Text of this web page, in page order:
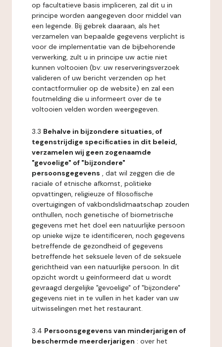
op facultatieve basis impliceren, zal dit u in
principe worden aangegeven door middel van
een legende. Bij gebrek daaraan, als het
verzamelen van bepaalde gegevens verplicht is
voor de implementatie van de bijbehorende
verwerking, zult u in principe uw actie niet
kunnen voltooien (bv: uw reserveringsverzoek
valideren of uw bericht verzenden op het
contactformulier op de website) en zal een
foutmelding die u informeert over de te
voltooien velden worden weergegeven.
3.3 Behalve in bijzondere situaties, of
tegenstrijdige specificaties in dit beleid,
verzamelen wij geen zogenaamde
"gevoelige" of "bijzondere"
persoonsgegevens , dat wil zeggen die de
raciale of etnische afkomst, politieke
opvattingen, religieuze of filosofische
overtuigingen of vakbondslidmaatschap zouden
onthullen, noch genetische of biometrische
gegevens met het doel een natuurlijke persoon
op unieke wijze te identificeren, noch gegevens
betreffende de gezondheid of gegevens
betreffende het seksuele leven of de seksuele
gerichtheid van een natuurlijke persoon. In dit
opzicht wordt u geïnformeerd dat u wordt
gevraagd dergelijke "gevoelige" of "bijzondere"
gegevens niet in te vullen in het kader van uw
uitwisselingen met het restaurant.
3.4 Persoonsgegevens van minderjarigen of
beschermde meerderjarigen : over het